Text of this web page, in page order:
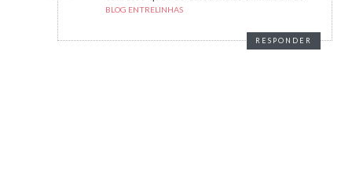
BLOG ENTRELINHAS
RESPONDER